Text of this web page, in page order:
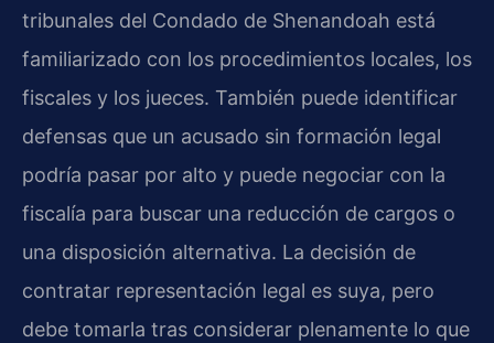
tribunales del Condado de Shenandoah está
familiarizado con los procedimientos locales, los
fiscales y los jueces. También puede identificar
defensas que un acusado sin formación legal
podría pasar por alto y puede negociar con la
fiscalía para buscar una reducción de cargos o
una disposición alternativa. La decisión de
contratar representación legal es suya, pero
debe tomarla tras considerar plenamente lo que